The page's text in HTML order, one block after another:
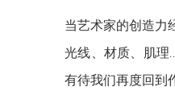
当艺术家的创造力
光线、材质、肌理
有待我们再度回到